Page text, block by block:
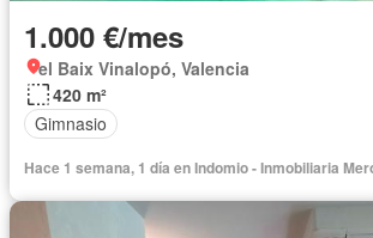
1.000 €/mes
el Baix Vinalopó, Valencia
420 m²
Gimnasio
Hace 1 semana, 1 día en Indomio - Inmobiliaria